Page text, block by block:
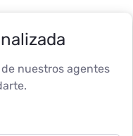
nuestros agentes